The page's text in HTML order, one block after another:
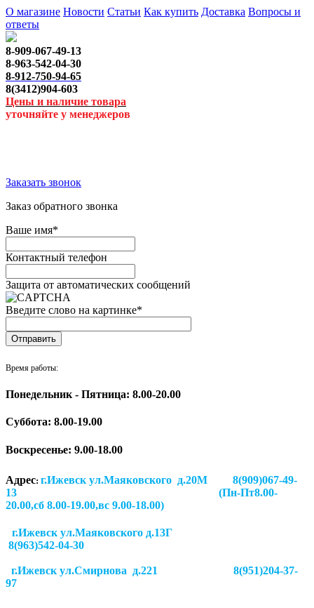
О магазине Новости Статьи Как купить Доставка Вопросы и
ответы
8-909-067-49-13
8-963-542-04-30
8-912-750-94-65
8(3412)904-603
Цены и наличие товара
уточняйте у менеджеров
Заказать звонок
Заказ обратного звонка
Ваше имя*
Контактный телефон
Защита от автоматических сообщений
Введите слово на картинке*
Время работы:
Понедельник - Пятница: 8.00-20.00
Суббота: 8.00-19.00
Воскресенье: 9.00-18.00
Адрес: г.Ижевск ул.Маяковского д.20М 8(909)067-49-
13 (Пн-Пт8.00-
20.00,сб 8.00-19.00,вс 9.00-18.00)
г.Ижевск ул.Маяковского д.13Г
8(963)542-04-30
г.Ижевск ул.Смирнова д.221
8(951)204-37-
97